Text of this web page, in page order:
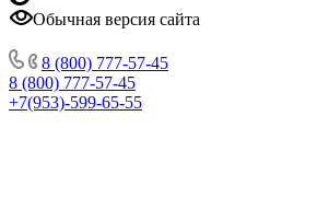
Обычная версия сайта
8 (800) 777-57-45
8 (800) 777-57-45
+7(953)-599-65-55